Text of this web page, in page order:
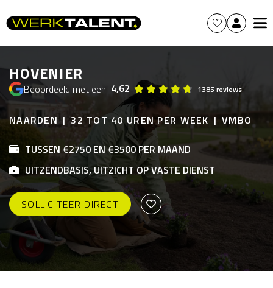
HOVENIER
Beoordeeld met een 4,62 1385 reviews
NAARDEN 32 TOT 40 UREN PER WEEK
VMBO
TUSSEN €2750 EN €3500 PER MAAND
UITZENDBASIS, UITZICHT OP VASTE DIENST
SOLLICITEER DIRECT